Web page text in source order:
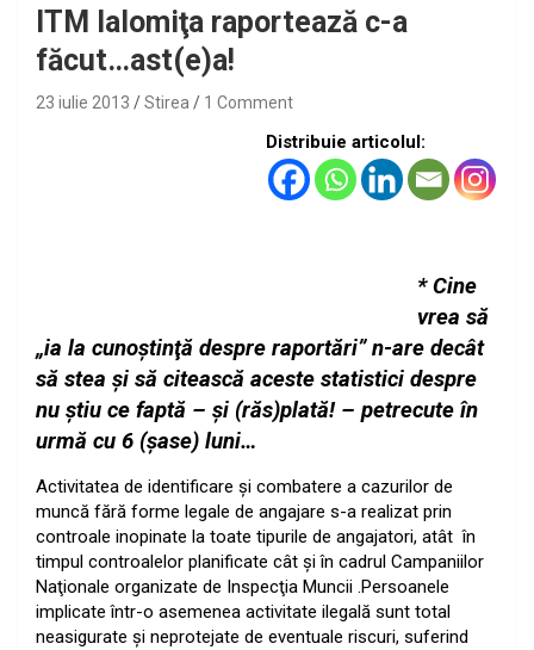
ITM Ialomiţa raportează c-a
făcut…ast(e)a!
23 iulie 2013 Stirea 1 Comment
Distribuie articolul:
* Cine
vrea să
„ia la cunoştinţă despre raportări” n-are decât
să stea şi să citească aceste statistici despre
nu ştiu ce faptă – şi (răs)plată! – petrecute în
urmă cu 6 (şase) luni…
Activitatea de identificare şi combatere a cazurilor de
muncă fără forme legale de angajare s-a realizat prin
controale inopinate la toate tipurile de angajatori, atât în
timpul controalelor planificate cât şi în cadrul Campaniilor
Naţionale organizate de Inspecţia Muncii .Persoanele
implicate într-o asemenea activitate ilegală sunt total
neasigurate şi neprotejate de eventuale riscuri, suferind